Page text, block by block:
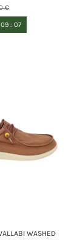
€
09 :07
WASHED